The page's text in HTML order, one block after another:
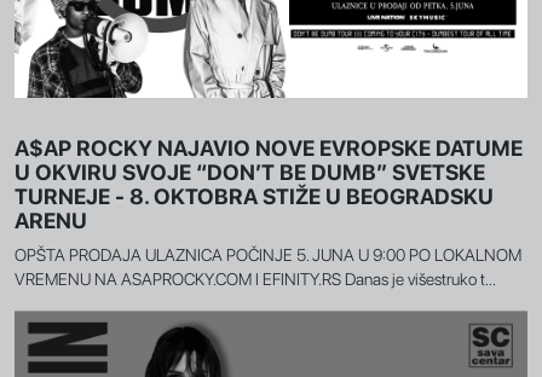
A$AP ROCKY NAJAVIO NOVE EVROPSKE DATUME
U OKVIRU SVOJE “DON’T BE DUMB” SVETSKE
TURNEJE - 8. OKTOBRA STIŽE U BEOGRADSKU
ARENU
OPŠTA PRODAJA ULAZNICA POČINJE 5. JUNA U 9:00 PO LOKALNOM
VREMENU NA ASAPROCKY.COM I EFINITY.RS Danas je višestruko t...